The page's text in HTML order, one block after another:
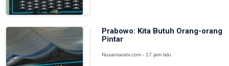
Prabowo: Kita Butuh Orang-orang
Pintar
Nusantaratv.com - 17 jam lalu